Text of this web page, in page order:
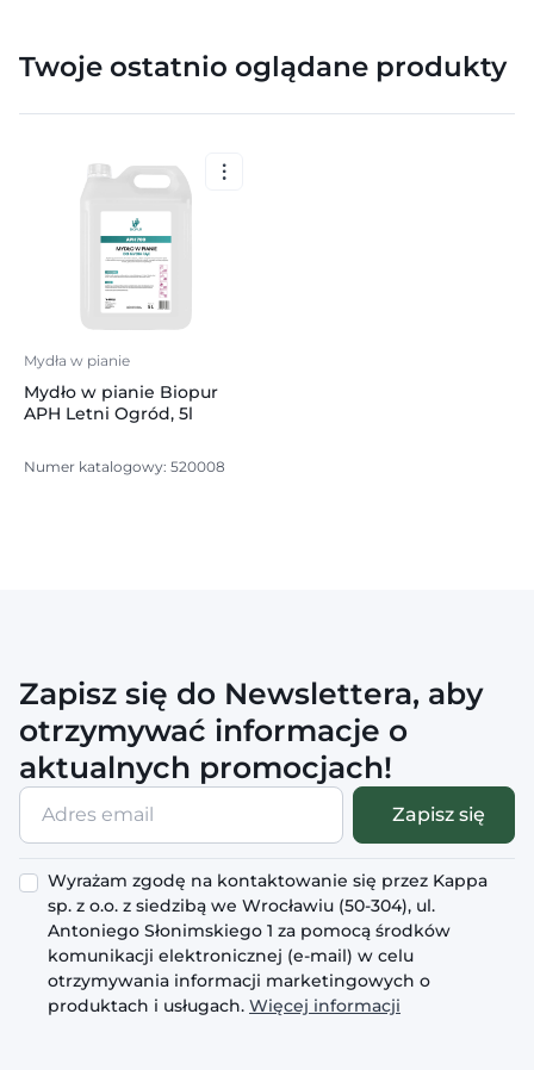
Twoje ostatnio oglądane produkty
Mydła w pianie
Mydło w pianie Biopur
APH Letni Ogród, 5l
Numer katalogowy: 520008
Zapisz się do Newslettera, aby
otrzymywać informacje o
aktualnych promocjach!
Adres
email
Zapisz się
Wyrażam zgodę na kontaktowanie się przez Kappa
sp. z o.o. z siedzibą we Wrocławiu (50-304), ul.
Antoniego Słonimskiego 1 za pomocą środków
komunikacji elektronicznej (e-mail) w celu
otrzymywania informacji marketingowych o
produktach i usługach. Więcej informacji